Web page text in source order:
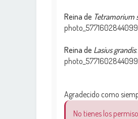
Reina de Tetramorium
Reina de Lasius grandis:
Agradecido como
No tienes los